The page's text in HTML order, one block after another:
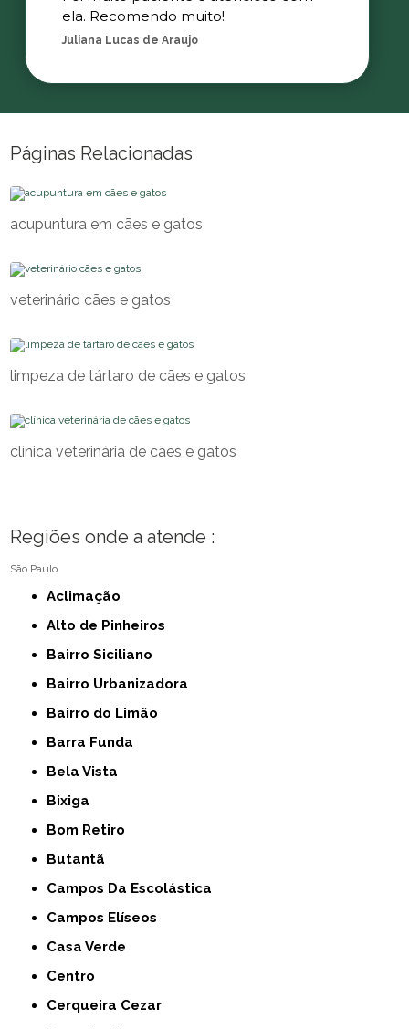
ela. Recomendo muito!
Juliana Lucas de Araujo
Páginas Relacionadas
acupuntura em cães e gatos
veterinário cães e gatos
limpeza de tártaro de cães e gatos
clínica veterinária de cães e gatos
Regiões onde a atende :
São Paulo
Aclimação
Alto de Pinheiros
Bairro Siciliano
Bairro Urbanizadora
Bairro do Limão
Barra Funda
Bela Vista
Bixiga
Bom Retiro
Butantã
Campos Da Escolástica
Campos Elíseos
Casa Verde
Centro
Cerqueira Cezar